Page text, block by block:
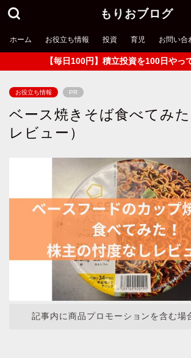
もりおブログ
ホーム お役立ち情報 投資 育児 お問い合
【毎日100円】積立投資を100日やっ
お役立ち情報 PR
ベース焼きそば食べてみ
レビュー）
記事内に商品プロモーションを含む場